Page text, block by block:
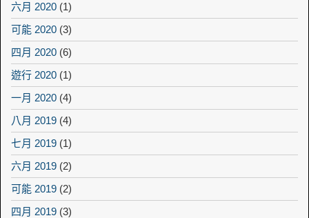
六月 2020 (1)
可能 2020 (3)
四月 2020 (6)
遊行 2020 (1)
一月 2020 (4)
八月 2019 (4)
七月 2019 (1)
六月 2019 (2)
可能 2019 (2)
四月 2019 (3)